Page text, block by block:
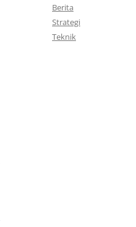
Berita
Strategi
Teknik